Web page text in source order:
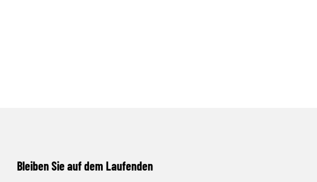
Bleiben Sie auf dem Laufenden